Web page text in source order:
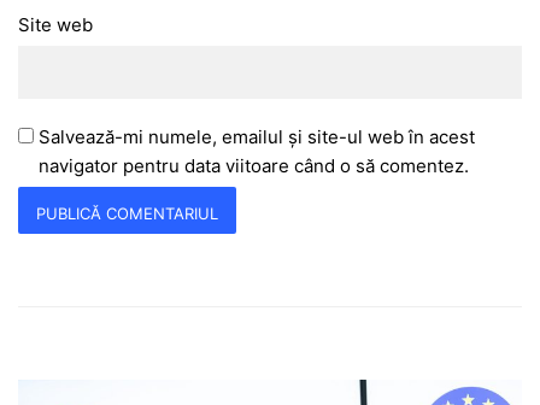
Site web
Salvează-mi numele, emailul și site-ul web în acest
navigator pentru data viitoare când o să comentez.